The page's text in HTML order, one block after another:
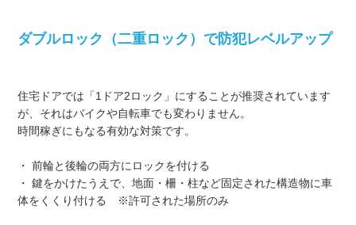
ダブルロック（二重ロック）で防犯レベルアップ
住宅ドアでは「1ドア2ロック」にすることが推奨されています
が、それはバイクや自転車でも変わりません。
時間稼ぎにもなる有効な対策です。
・ 前輪と後輪の両方にロックを付ける
・ 鍵をかけたうえで、地面・柵・柱など固定された構造物に車
体をくくり付ける ※許可された場所のみ